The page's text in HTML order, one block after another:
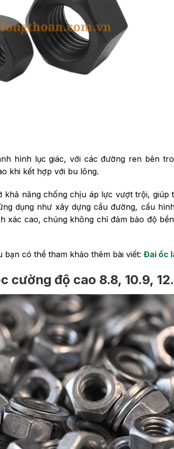
hình lục giác, với các đường ren bên
khi kết hợp với bu lông.
năng chống chịu áp lực vượt trội, giúp
dụng như xây dựng cầu đường, cấu
xác cao, chúng không chỉ đảm bảo độ
có thể tham khảo thêm bài viết: Đai ốc
cường độ cao 8.8, 10.9,